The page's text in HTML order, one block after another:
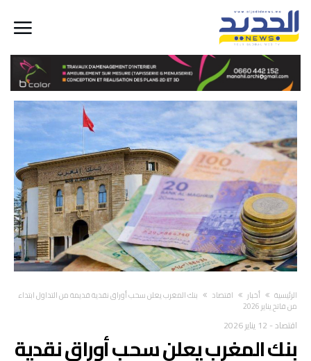
‫الرئيسية‬ أخبار اقتصاد
بنك المغرب يعلن سحب أوراق نقدية قديمة من التداول ابتداء
من فاتح يناير 2026
اقتصاد- 12 يناير 2026
بنك المغرب يعلن سحب أوراق نقدية